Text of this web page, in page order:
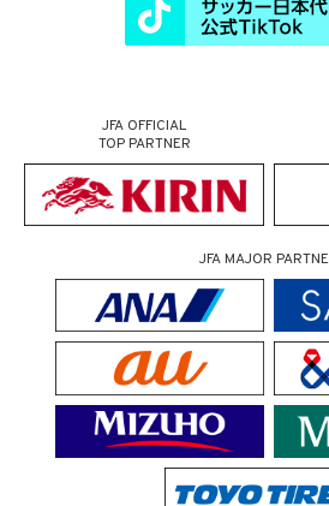
JFA OFFICIAL
TOP PARTNER
JFA MAJOR